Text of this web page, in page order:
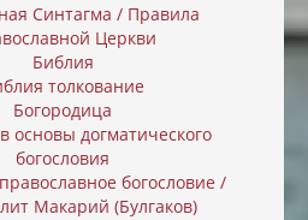
Синтагма / Правила
Церкви
Библия
толкование
Богородица
основы догматического
богословия
богословие /
Макарий (Булгаков)